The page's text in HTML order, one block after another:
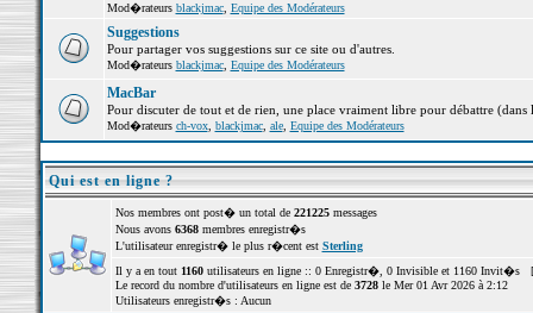
Mod�rateurs blackjmac, Equipe des Modérateurs
Suggestions
Pour partager vos suggestions sur ce site ou d'autres.
Mod�rateurs blackjmac, Equipe des Modérateurs
MacBar
Pour discuter de tout et de rien, une place vraiment libre pour débattre (dans
Mod�rateurs ch-vox, blackjmac, ale, Equipe des Modérateurs
Qui est en ligne ?
Nos membres ont post� un total de 221225messages
Nous avons 6368membres enregistr�s
L'utilisateur enregistr� le plus r�cent est Sterling
Il y a en tout 1160utilisateurs en ligne :: 0 Enregistr�, 0 Invisible et 1160 Invit�s
Le record du nombre d'utilisateurs en ligne est de 3728le Mer 01 Avr 2026 à 2:12
Utilisateurs enregistr�s : Aucun